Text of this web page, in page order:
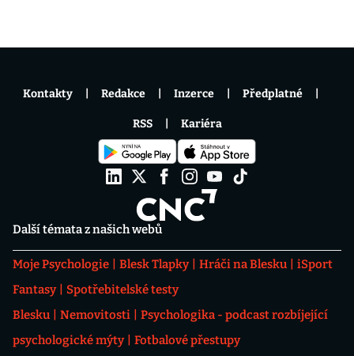
Další témata z našich webů
Moje Psychologie Blesk Tlapky Hráči na Blesku
iSport
Fantasy
Spotřebitelské testy
Blesku
Nemovitosti
Psychologika - podcast rozbíjející
psychologické mýty
Fotbalové přestupy
Kontakty Redakce Inzerce Předplatné
RSS Kariéra